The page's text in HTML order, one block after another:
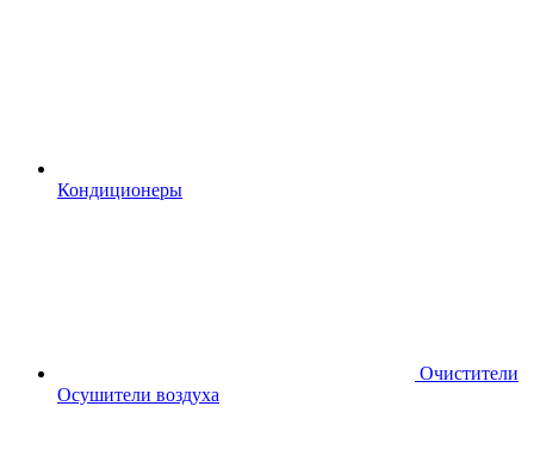
Кондиционеры
Очистители
Осушители воздуха